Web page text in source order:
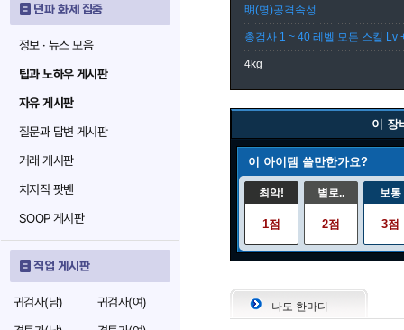
던파 화제 집중
정보 · 뉴스 모음
팁과 노하우 게시판
자유 게시판
질문과 답변 게시판
거래 게시판
치지직 팟벤
SOOP 게시판
직업 게시판
귀검사(남)
귀검사(여)
明(명)공격속성
총검사 1 ~ 40 레벨 모든 스킬 Lv
4kg
이 장
이 아이템 쓸만한가요?
최악!
1점
별로..
2점
보통
3점
나도 한마디